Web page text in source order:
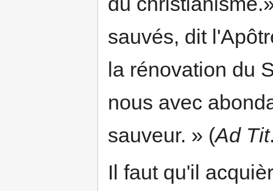
sauvés, dit
la rénovation du
nous avec
sauveur. » (Ad Tit
Il faut qu'il